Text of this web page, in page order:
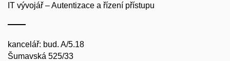
IT vývojář – Autentizace a řízení přístupu
kancelář: bud. A/5.18
Šumavská 525/33